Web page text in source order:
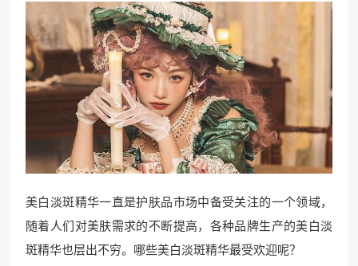
美白淡斑精华一直是护肤品市场中备受关注的一个领域，
随着人们对美肤需求的不断提高，各种品牌生产的美白淡
斑精华也层出不穷。哪些美白淡斑精华最受欢迎呢？